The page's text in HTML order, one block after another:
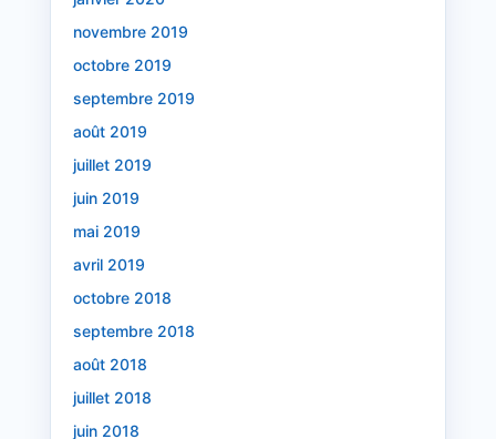
novembre 2019
octobre 2019
septembre 2019
août 2019
juillet 2019
juin 2019
mai 2019
avril 2019
octobre 2018
septembre 2018
août 2018
juillet 2018
juin 2018